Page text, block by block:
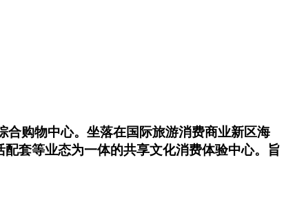
购物中心。坐落在国际旅游消费商业新区海
套等业态为一体的共享文化消费体验中心。旨